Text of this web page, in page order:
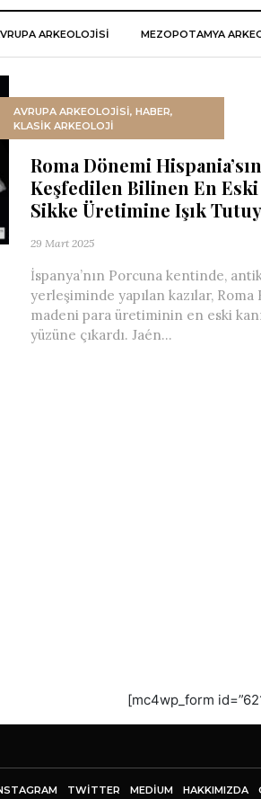
ARKEOLOJISI MEZOPOTAMYA
AVRUPA ARKEOLOJISI, HABER,
KLASİK ARKEOLOJİ
Roma Dönemi
Keşfedilen Bilinen En Eski
Sikke Üretimine Işık
29 Mart 2025
İspanya’nın Porcuna kentinde,
yerleşiminde yapılan kazılar, Roma
madeni para üretiminin en eski
yüzüne çıkardı. Jaén...
[mc4wp_form
TWITTER MEDIUM HAKKIMIZDA